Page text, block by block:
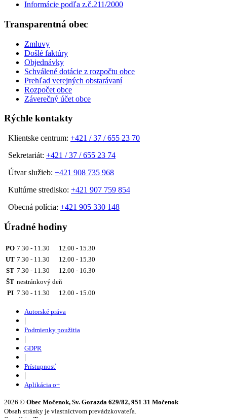
Informácie podľa z.č.211/2000
Transparentná obec
Zmluvy
Došlé faktúry
Objednávky
Schválené dotácie z rozpočtu obce
Prehľad verejných obstarávaní
Rozpočet obce
Záverečný účet obce
Rýchle kontakty
Klientske centrum: +421 / 37 / 655 23 70
Sekretariát: +421 / 37 / 655 23 74
Útvar služieb: +421 908 735 968
Kultúrne stredisko: +421 907 759 854
Obecná polícia: +421 905 330 148
Úradné hodiny
PO 7.30 - 11.30 12.00 - 15.30
UT 7.30 - 11.30 12.00 - 15.30
ST 7.30 - 11.30 12.00 - 16.30
ŠT nestránkový deň
PI 7.30 - 11.30 12.00 - 15.00
Autorské práva
|
Podmienky použitia
|
GDPR
|
Prístupnosť
|
Aplikácia o+
2026 © Obec Močenok, Sv. Gorazda 629/82, 951 31 Močenok
Obsah stránky je vlastníctvom prevádzkovateľa.